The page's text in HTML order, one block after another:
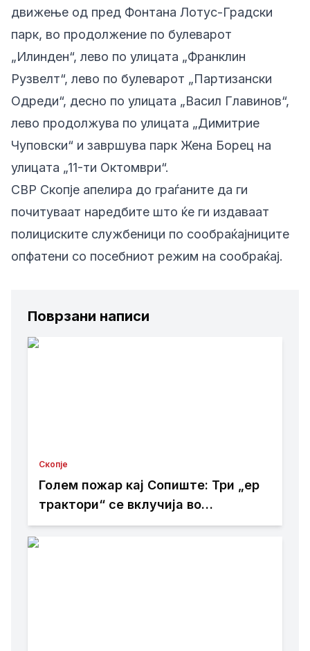
движење од пред Фонтана Лотус-Градски
парк, во продолжение по булеварот
„Илинден“, лево по улицата „Франклин
Рузвелт“, лево по булеварот „Партизански
Одреди“, десно по улицата „Васил Главинов“,
лево продолжува по улицата „Димитрие
Чуповски“ и завршува парк Жена Борец на
улицата „11-ти Октомври“.
СВР Скопје апелира до граѓаните да ги
почитуваат наредбите што ќе ги издаваат
полициските службеници по сообраќајниците
опфатени со посебниот режим на сообраќај.
Поврзани написи
Скопје
Голем пожар кај Сопиште: Три „ер
трактори“ се вклучија во
гаснењето, гори нискостеблеста